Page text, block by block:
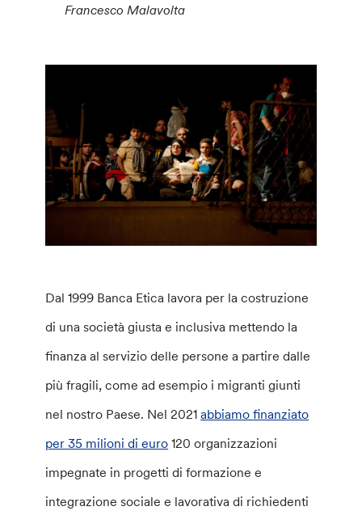
Francesco Malavolta
Dal 1999 Banca Etica lavora per la costruzione
di una società giusta e inclusiva mettendo la
finanza al servizio delle persone a partire dalle
più fragili, come ad esempio i migranti giunti
nel nostro Paese. Nel 2021abbiamo finanziato
per 35 milioni di euro 120 organizzazioni
impegnate in progetti di formazione e
integrazione sociale e lavorativa di richiedenti